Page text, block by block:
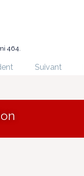
464.
Suivant